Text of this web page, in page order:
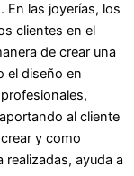
En las joyerías, los
clientes en el
de crear una
el diseño en
al cliente
y como
realizadas, ayuda a